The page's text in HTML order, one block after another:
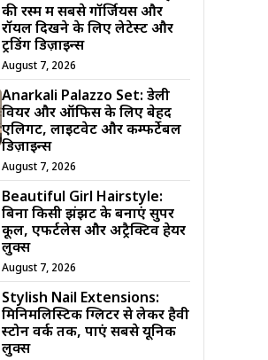
की रस्म में सबसे गॉर्जियस और
रॉयल दिखने के लिए लेटेस्ट और
ट्रेंडिंग डिज़ाइन्स
August 7, 2026
Anarkali Palazzo Set: डेली
वियर और ऑफिस के लिए बेहद
एलिगेंट, लाइटवेट और कम्फर्टेबल
डिज़ाइन्स
August 7, 2026
Beautiful Girl Hairstyle:
बिना किसी झंझट के बनाएं सुपर
कूल, एफर्टलेस और अट्रैक्टिव हेयर
लुक्स
August 7, 2026
Stylish Nail Extensions:
मिनिमलिस्टिक ग्लिटर से लेकर हैवी
स्टोन वर्क तक, पाएं सबसे यूनिक
लुक्स